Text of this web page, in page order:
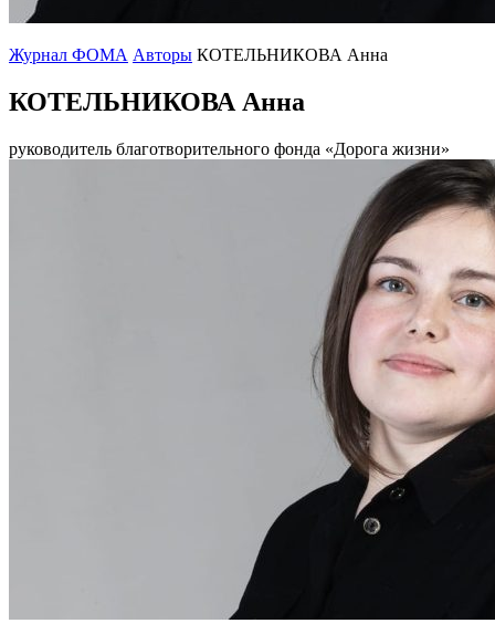
Журнал ФОМА Авторы КОТЕЛЬНИКОВА Анна
КОТЕЛЬНИКОВА Анна
руководитель благотворительного фонда «Дорога жизни»